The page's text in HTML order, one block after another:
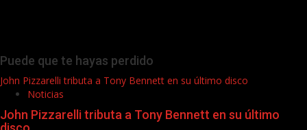
Puede que te hayas perdido
John Pizzarelli tributa a Tony Bennett en su último disco
Noticias
John Pizzarelli tributa a Tony Bennett en su último